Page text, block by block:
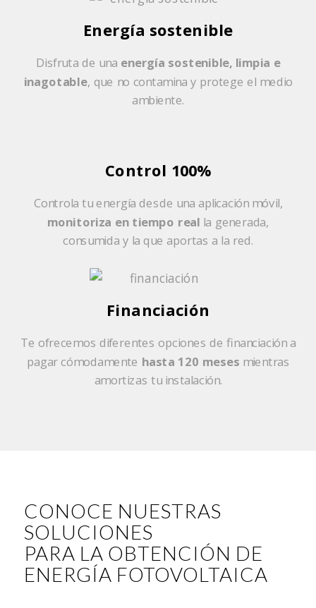
Energía sostenible
Disfruta de una energía sostenible, limpia e
inagotable, que no contamina y protege el medio
ambiente.
Control 100%
Controla tu energía desde una aplicación móvil,
monitoriza en tiempo real la generada,
consumida y la que aportas a la red.
Financiación
Te ofrecemos diferentes opciones de financiación a
pagar cómodamente hasta 120 mesesmientras
amortizas tu instalación.
CONOCE NUESTRAS
SOLUCIONES
PARA LA OBTENCIÓN DE
ENERGÍA FOTOVOLTAICA